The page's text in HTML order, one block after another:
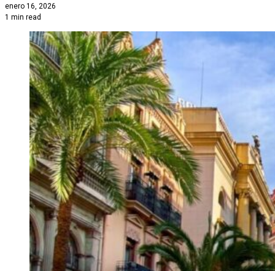
enero 16, 2026
1 min read